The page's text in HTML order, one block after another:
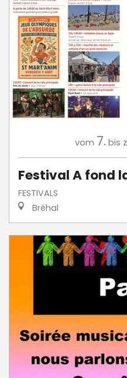
vom 7. bis
Festival A fond
FESTIVALS
Bréhal